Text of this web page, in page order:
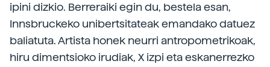
ipini dizkio. Berreraiki egin du, bestela esan,
Innsbruckeko unibertsitateak emandako datuez
baliatuta. Artista honek neurri antropometrikoak,
hiru dimentsioko irudiak, X izpi eta eskanerrezko